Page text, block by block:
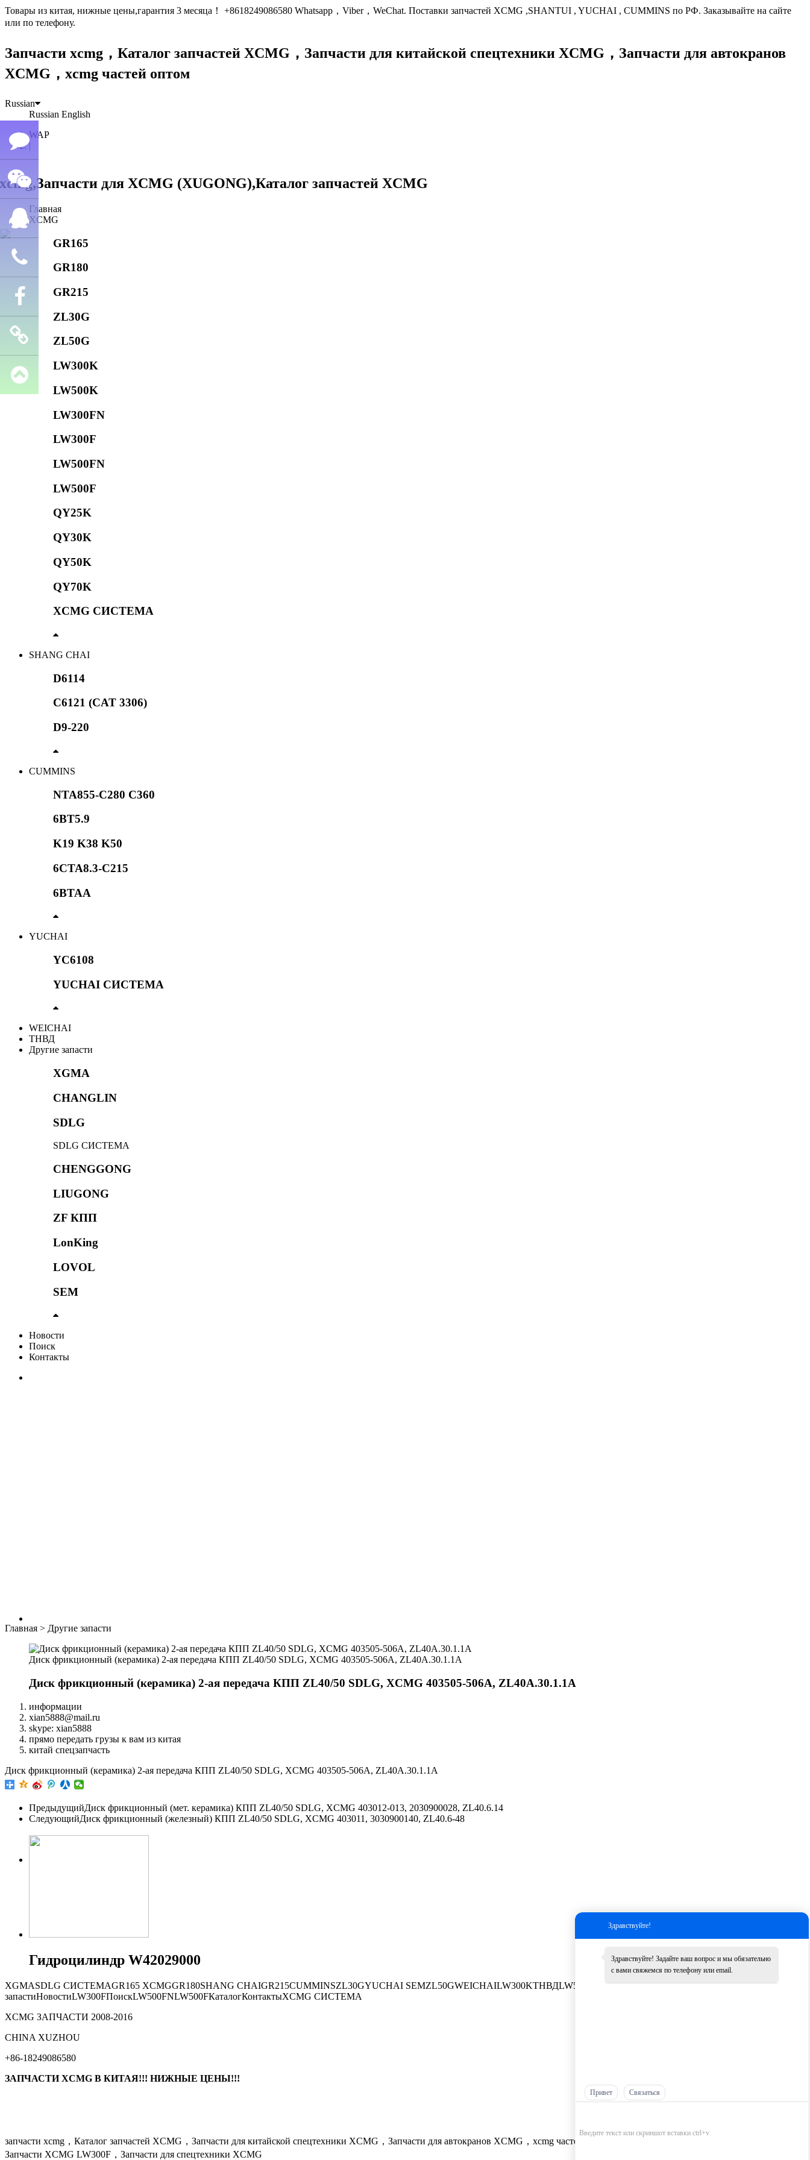
Товары из китая, нижные цены,гарантия 3 месяца！ +8618249086580 Whatsapp，Viber，WeChat. Поставки запчастей XCMG ,SHANTUI , YUCHAI , CUMMINS по РФ. Заказывайте на сайте
или по телефону.
Запчасти xcmg，Каталог запчастей XCMG， Запчасти для китайской спецтехники XCMG， Запчасти для автокранов
XCMG，xcmg частей оптом
Russian
Russian English
WAP
|
Главная
XCMG
GR165
GR180
GR215
ZL30G
ZL50G
LW300K
LW500K
LW300FN
LW300F
LW500FN
LW500F
QY25K
QY30K
QY50K
QY70K
XCMG СИСТЕМА
SHANG CHAI
D6114
C6121 (CAT 3306)
D9-220
CUMMINS
NTA855-C280 C360
6BT5.9
K19 K38 K50
6CTA8.3-C215
6BTAA
YUCHAI
YC6108
YUCHAI СИСТЕМА
WEICHAI
ТНВД
Другие запасти
XGMA
CHANGLIN
SDLG
SDLG СИСТЕМА
CHENGGONG
LIUGONG
ZF КПП
LonKing
LOVOL
SEM
Новости
Поиск
Контакты
Главная > Другие запасти
Диск фрикционный (керамика) 2-ая передача КПП ZL40/50 SDLG, XCMG 403505-506А, ZL40A.30.1.1A
Диск фрикционный (керамика) 2-ая передача КПП ZL40/50 SDLG, XCMG 403505-506А, ZL40A.30.1.1A
информации
xian5888@mail.ru
skype: xian5888
прямо передать грузы к вам из китая
китай спецзапчасть
Диск фрикционный (керамика) 2-ая передача КПП ZL40/50 SDLG, XCMG 403505-506А, ZL40A.30.1.1A
ПредыдущийДиск фрикционный (мет. керамика) КПП ZL40/50 SDLG, XCMG 403012-013, 2030900028, ZL40.6.14
СледующийДиск фрикционный (железный) КПП ZL40/50 SDLG, XCMG 403011, 3030900140, ZL40.6-48
Гидроцилиндр W42029000
XGMASDLG СИСТЕМАGR165 XCMGGR180SHANG CHAIGR215CUMMINSZL30GYUCHAI SEMZL50GWEICHAILW300KТНВДLW500K
Другие
запастиНовостиLW300FПоискLW500FNLW500FКаталогКонтактыXCMG СИСТЕМА
XCMG ЗАПЧАСТИ 2008-2016
Здравствуйте!
Здравствуйте! Задайте ваш вопрос и мы обязательно
с вами свяжемся по телефону или email.
Привет Связаться
СHINA XUZHOU
+86-18249086580
ЗАПЧАСТИ XCMG В КИТАЯ!!! НИЖНЫЕ ЦЕНЫ!!!
запчасти xcmg，Каталог запчастей XCMG，Запчасти для китайской спецтехники XCMG，Запчасти для автокранов XCMG，xcmg частей оптом，
Запчасти XCMG LW300F，Запчасти для спецтехники XCMG
Семён
лю
WeChat
QQ
Телефон
Facebook
Запчасти